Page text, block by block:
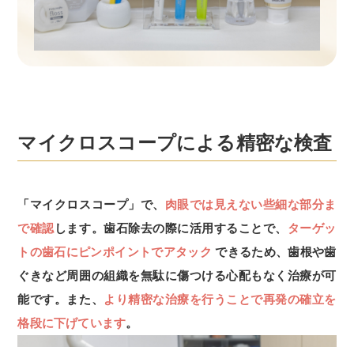
マイクロスコープによる精密な検査
「マイクロスコープ」で、 肉眼では見えない些細な部分ま
で確認 します。歯石除去の際に活用することで、 ターゲッ
トの歯石にピンポイントでアタック できるため、歯根や歯
ぐきなど周囲の組織を無駄に傷つける心配もなく治療が可
能です。また、
より精密な治療を行うことで再発の確立を
格段に下げています。